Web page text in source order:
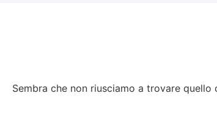
Sembra che non riusciamo a trovare quello